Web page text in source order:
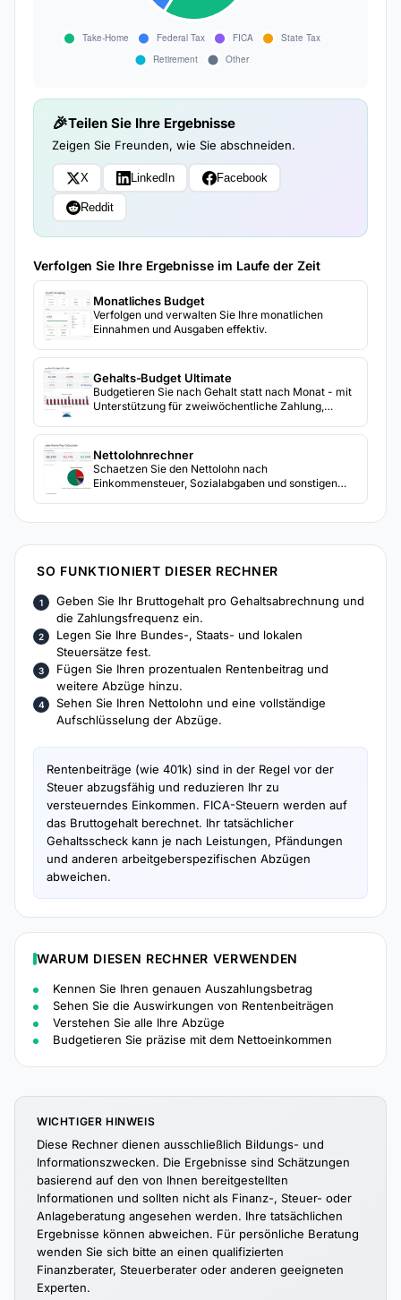
Teilen Sie Ihre Ergebnisse
Zeigen Sie Freunden, wie Sie abschneiden.
X LinkedIn Facebook
Reddit
Verfolgen Sie Ihre Ergebnisse im Laufe der Zeit
Monatliches Budget
Verfolgen und verwalten Sie Ihre monatlichen
Einnahmen und Ausgaben effektiv.
Gehalts-Budget Ultimate
Budgetieren Sie nach Gehalt statt nach Monat - mit
Unterstützung für zweiwöchentliche Zahlung,
Gehalts-Monat-Tracker für zweiwöchentliche
Empfänger.
Nettolohnrechner
Schaetzen Sie den Nettolohn nach
Einkommensteuer, Sozialabgaben und sonstigen
sehen.
SO FUNKTIONIERT DIESER RECHNER
Geben Sie Ihr Bruttogehalt pro Gehaltsabrechnung und
die Zahlungsfrequenz ein.
Legen Sie Ihre Bundes-, Staats- und lokalen
Steuersätze fest.
Fügen Sie Ihren prozentualen Rentenbeitrag und
weitere Abzüge hinzu.
Sehen Sie Ihren Nettolohn und eine vollständige
Aufschlüsselung der Abzüge.
Rentenbeiträge (wie 401k) sind in der Regel vor der
Steuer abzugsfähig und reduzieren Ihr zu
versteuerndes Einkommen. FICA-Steuern werden auf
das Bruttogehalt berechnet. Ihr tatsächlicher
Gehaltsscheck kann je nach Leistungen, Pfändungen
und anderen arbeitgeberspezifischen Abzügen
abweichen.
WARUM DIESEN RECHNER VERWENDEN
Kennen Sie Ihren genauen Auszahlungsbetrag
Sehen Sie die Auswirkungen von Rentenbeiträgen
Verstehen Sie alle Ihre Abzüge
Budgetieren Sie präzise mit dem Nettoeinkommen
WICHTIGER HINWEIS
Diese Rechner dienen ausschließlich Bildungs- und
Informationszwecken. Die Ergebnisse sind Schätzungen
basierend auf den von Ihnen bereitgestellten
Informationen und sollten nicht als Finanz-, Steuer- oder
Anlageberatung angesehen werden. Ihre tatsächlichen
Ergebnisse können abweichen. Für persönliche Beratung
wenden Sie sich bitte an einen qualifizierten
Finanzberater, Steuerberater oder anderen geeigneten
Experten.